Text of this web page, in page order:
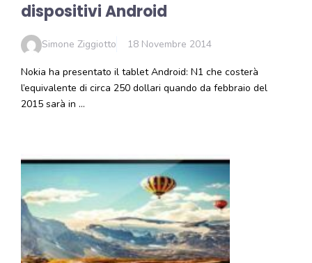
dispositivi Android
Simone Ziggiotto 18 Novembre 2014
Nokia ha presentato il tablet Android: N1 che costerà
l’equivalente di circa 250 dollari quando da febbraio del
2015 sarà in …